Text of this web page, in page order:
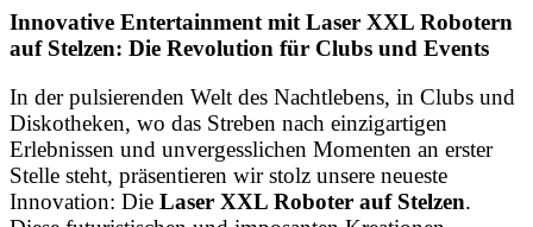
Innovative Entertainment mit Laser XXL Robotern
auf Stelzen: Die Revolution für Clubs und Events
In der pulsierenden Welt des Nachtlebens, in Clubs und
Diskotheken, wo das Streben nach einzigartigen
Erlebnissen und unvergesslichen Momenten an erster
Stelle steht, präsentieren wir stolz unsere neueste
Innovation: Die Laser XXL Roboter auf Stelzen.